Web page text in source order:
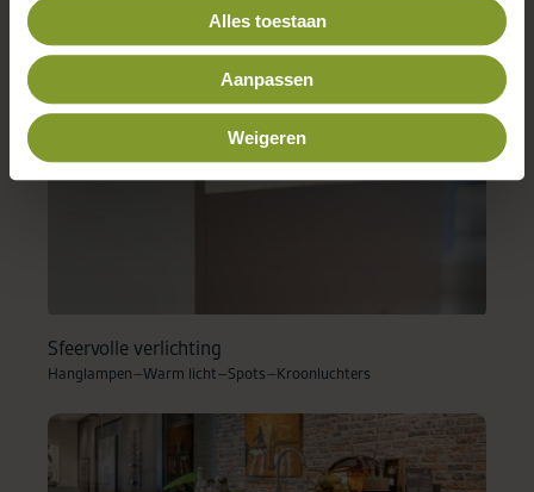
Alles toestaan
Aanpassen
Weigeren
Composiet
Sfeervolle verlichting
Hanglampen–Warm licht–Spots–Kroonluchters